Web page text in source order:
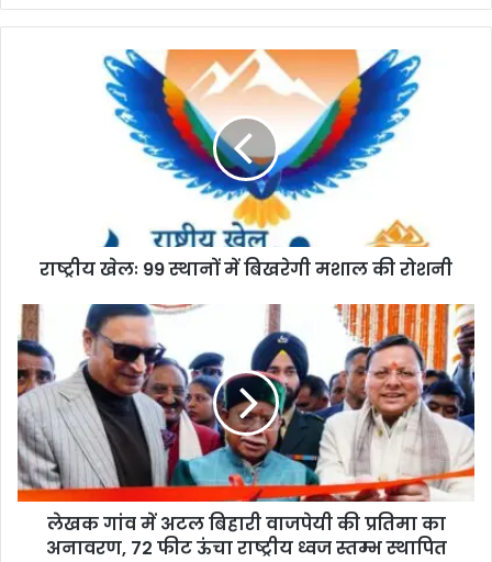
राष्ट्रीय खेलः 99 स्थानों में बिखरेगी मशाल की रोशनी
लेखक गांव में अटल बिहारी वाजपेयी की प्रतिमा का
अनावरण, 72 फीट ऊंचा राष्ट्रीय ध्वज स्तम्भ स्थापित